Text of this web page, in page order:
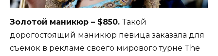
Золотой маникюр – $850.Такой
дорогостоящий маникюр певица заказала для
съемок в рекламе своего мирового турне The